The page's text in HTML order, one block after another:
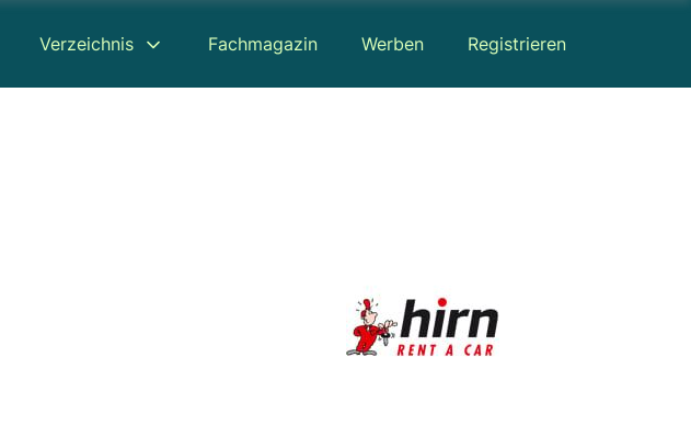
Verzeichnis Fachmagazin Werben Registrieren